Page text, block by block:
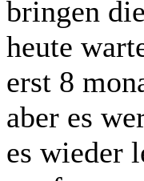
bringen
heute
erst 8
aber es
es wieder